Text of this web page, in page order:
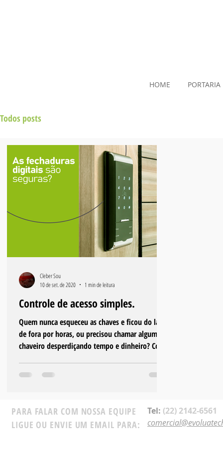
HOME
Todos posts
Controle de acesso simples.
Quem nunca esqueceu as chaves e ficou do lado
de fora por horas, ou precisou chamar algum
chaveiro desperdiçando tempo e dinheiro? Com
Cleber Sou
10 de set. de 2020
1 min de leitura
PARA FALAR COM NOSSA EQUIPE
LIGUE OU ENVIE UM EMAIL PARA:
Tel: (22) 2142-6561